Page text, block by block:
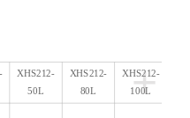
+
XHS212-
50L
XHS212-
80L
XHS212-
100L